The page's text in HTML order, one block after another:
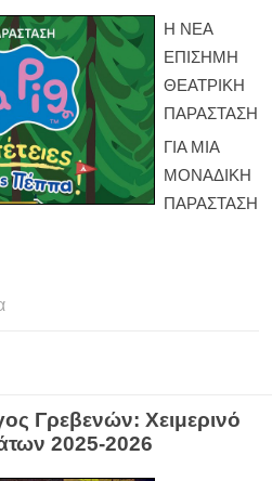
Η ΝΕΑ
ΕΠΙΣΗΜΗ
ΘΕΑΤΡΙΚΗ
ΠΑΡΑΣΤΑΣΗ
ΓΙΑ ΜΙΑ
ΜΟΝΑΔΙΚΗ
ΠΑΡΑΣΤΑΣΗ
Γρεβενών: Χειμερινό
2025-2026